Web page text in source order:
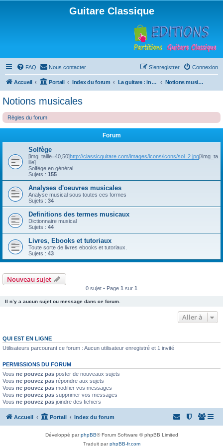
Guitare Classique
FAQ Nous contacter Connexion
S’enregistrer
Accueil Portail Index du forum La guitare : instrument, cours et théorie Notions musicales
Notions musicales
Règles du forum
Forum
Solfège
[img_taille=40,50]http://classicguitare.com/images/icons/icons/sol_2.jpg[/img_ta
ille]
Solfège en général.
Sujets : 155
Analyses d'oeuvres musicales
Analyse musical sous toutes ces formes
Sujets : 34
Definitions des termes musicaux
Dictionnaire musical
Sujets : 44
Livres, Ebooks et tutoriaux
Toute sorte de livres ebooks et tutoriaux.
Sujets : 43
Nouveau sujet
0 sujet • Page 1 sur 1
Il n’y a aucun sujet ou message dans ce forum.
Aller à
QUI EST EN LIGNE
Utilisateurs parcourant ce forum : Aucun utilisateur enregistré et 1 invité
PERMISSIONS DU FORUM
Vous ne pouvez pas poster de nouveaux sujets
Vous ne pouvez pas répondre aux sujets
Vous ne pouvez pas modifier vos messages
Vous ne pouvez pas supprimer vos messages
Vous ne pouvez pas joindre des fichiers
Accueil Portail Index du forum
Développé parphpBB® Forum Software © phpBB Limited
Traduit parphpBB-fr.com